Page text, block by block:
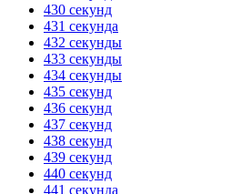
430 секунд
431 секунда
432 секунды
433 секунды
434 секунды
435 секунд
436 секунд
437 секунд
438 секунд
439 секунд
440 секунд
441 секунда